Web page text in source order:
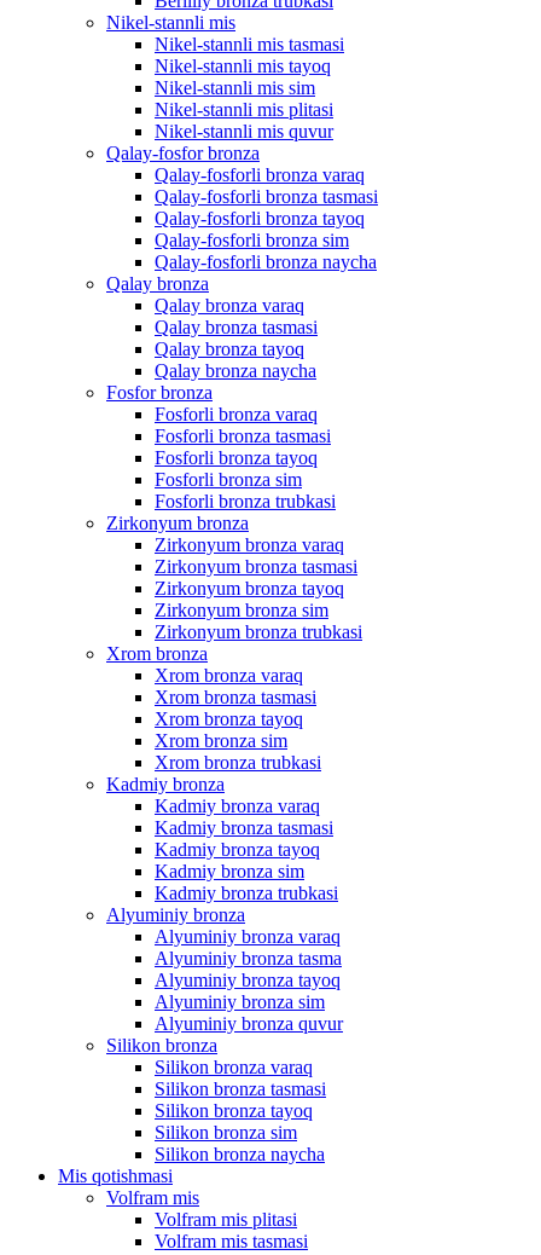
Nikel-stannli mis
Nikel-stannli mis tasmasi
Nikel-stannli mis tayoq
Nikel-stannli mis sim
Nikel-stannli mis plitasi
Nikel-stannli mis quvur
Qalay-fosfor bronza
Qalay-fosforli bronza varaq
Qalay-fosforli bronza tasmasi
Qalay-fosforli bronza tayoq
Qalay-fosforli bronza sim
Qalay-fosforli bronza naycha
Qalay bronza
Qalay bronza varaq
Qalay bronza tasmasi
Qalay bronza tayoq
Qalay bronza naycha
Fosfor bronza
Fosforli bronza varaq
Fosforli bronza tasmasi
Fosforli bronza tayoq
Fosforli bronza sim
Fosforli bronza trubkasi
Zirkonyum bronza
Zirkonyum bronza varaq
Zirkonyum bronza tasmasi
Zirkonyum bronza tayoq
Zirkonyum bronza sim
Zirkonyum bronza trubkasi
Xrom bronza
Xrom bronza varaq
Xrom bronza tasmasi
Xrom bronza tayoq
Xrom bronza sim
Xrom bronza trubkasi
Kadmiy bronza
Kadmiy bronza varaq
Kadmiy bronza tasmasi
Kadmiy bronza tayoq
Kadmiy bronza sim
Kadmiy bronza trubkasi
Alyuminiy bronza
Alyuminiy bronza varaq
Alyuminiy bronza tasma
Alyuminiy bronza tayoq
Alyuminiy bronza sim
Alyuminiy bronza quvur
Silikon bronza
Silikon bronza varaq
Silikon bronza tasmasi
Silikon bronza tayoq
Silikon bronza sim
Silikon bronza naycha
Mis qotishmasi
Volfram mis
Volfram mis plitasi
Volfram mis tasmasi